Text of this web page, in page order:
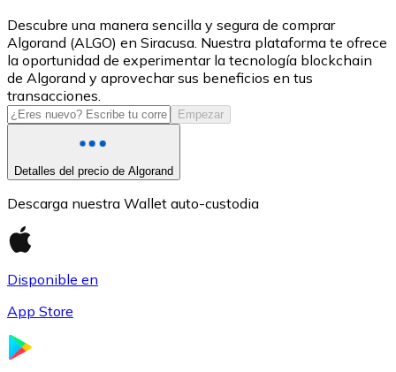
USD Coin
USDC
Litecoin
LTC
Descubre una manera sencilla y segura de comprar
Algorand (ALGO) en Siracusa. Nuestra plataforma te ofrece
la oportunidad de experimentar la tecnología blockchain
de Algorand y aprovechar sus beneficios en tus
transacciones.
Empezar
Detalles del precio de Algorand
Descarga nuestra Wallet auto-custodia
Disponible en
App Store